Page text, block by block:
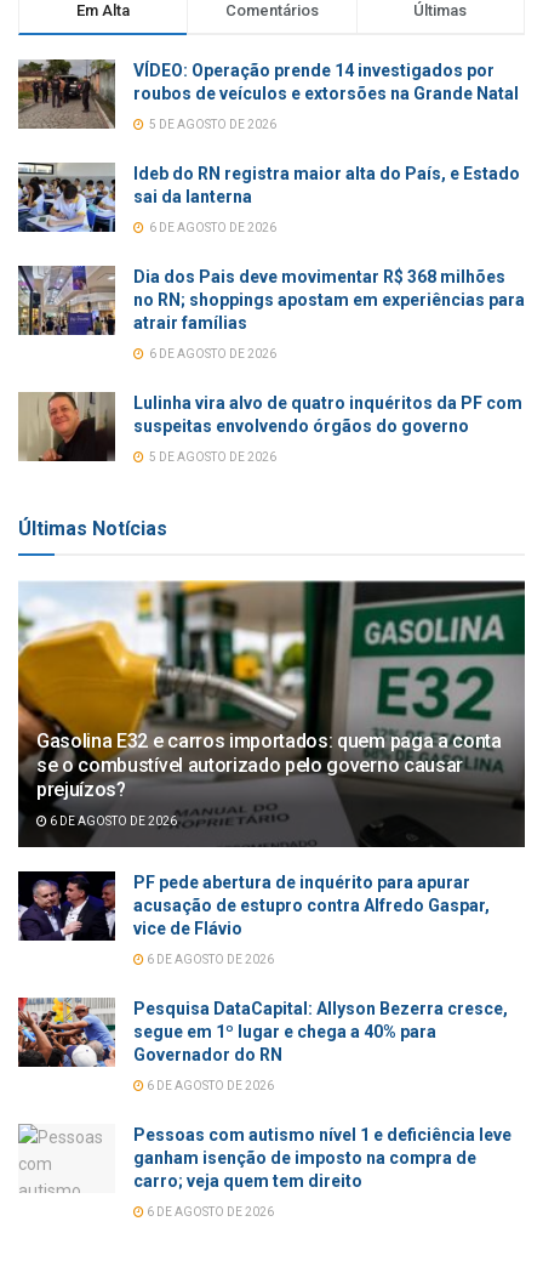
Em Alta Comentários Últimas
VÍDEO: Operação prende 14 investigados por
roubos de veículos e extorsões na Grande Natal
5 DE AGOSTO DE 2026
Ideb do RN registra maior alta do País, e Estado
sai da lanterna
6 DE AGOSTO DE 2026
Dia dos Pais deve movimentar R$ 368 milhões
no RN; shoppings apostam em experiências para
atrair famílias
6 DE AGOSTO DE 2026
Lulinha vira alvo de quatro inquéritos da PF com
suspeitas envolvendo órgãos do governo
5 DE AGOSTO DE 2026
Últimas Notícias
Gasolina E32 e carros importados: quem paga a conta
se o combustível autorizado pelo governo causar
prejuízos?
6 DE AGOSTO DE 2026
PF pede abertura de inquérito para apurar
acusação de estupro contra Alfredo Gaspar,
vice de Flávio
6 DE AGOSTO DE 2026
Pesquisa DataCapital: Allyson Bezerra cresce,
segue em 1º lugar e chega a 40% para
Governador do RN
6 DE AGOSTO DE 2026
Pessoas com autismo nível 1 e deficiência leve
ganham isenção de imposto na compra de
carro; veja quem tem direito
6 DE AGOSTO DE 2026